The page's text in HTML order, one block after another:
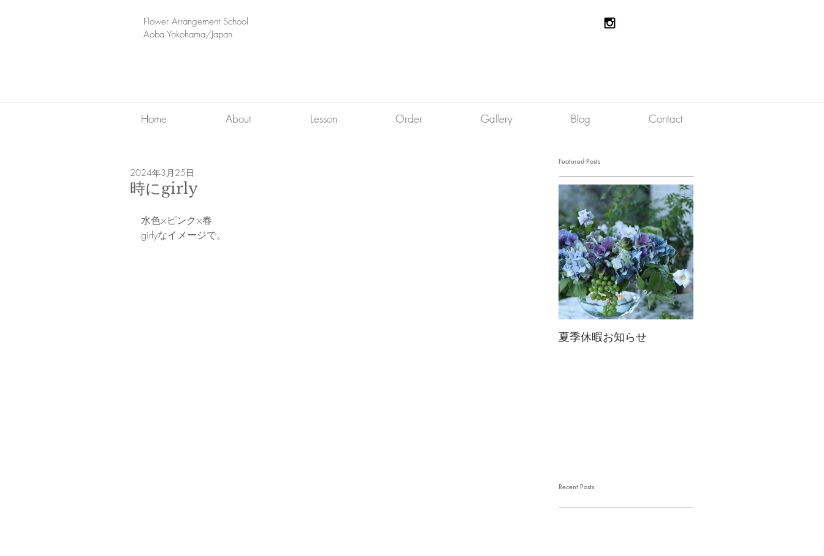
​Flower Arrangement School
Aoba Yokohama/Japan
Home About Lesson Order Gallery Blog Contact
時にgirly
2024年3月25日
水色×ピンク×春
girlyなイメージで。
Featured Posts
夏季休暇お知らせ
Recent Posts